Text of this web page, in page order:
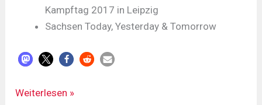
Kampftag 2017 in Leipzig
Sachsen Today, Yesterday & Tomorrow
LDR#278
Weiterlesen »